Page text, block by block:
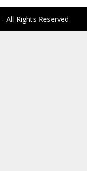
- All Rights Reserved